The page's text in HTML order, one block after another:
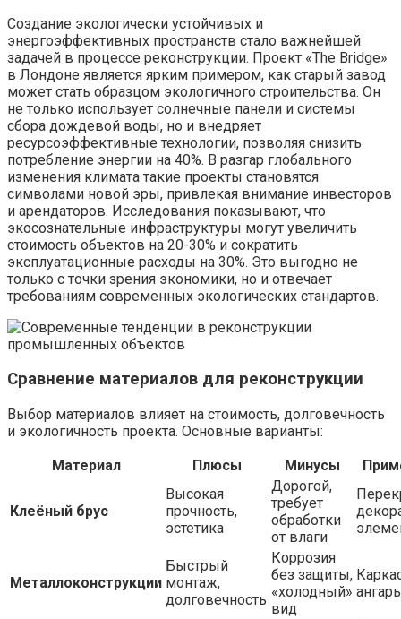
Создание экологически устойчивых и
энергоэффективных пространств стало важнейшей
задачей в процессе реконструкции. Проект «The Bridge»
в Лондоне является ярким примером, как старый завод
может стать образцом экологичного строительства. Он
не только использует солнечные панели и системы
сбора дождевой воды, но и внедряет
ресурсоэффективные технологии, позволяя снизить
потребление энергии на 40%. В разгар глобального
изменения климата такие проекты становятся
символами новой эры, привлекая внимание инвесторов
и арендаторов. Исследования показывают, что
экосознательные инфраструктуры могут увеличить
стоимость объектов на 20-30% и сократить
эксплуатационные расходы на 30%. Это выгодно не
только с точки зрения экономики, но и отвечает
требованиям современных экологических стандартов.
Сравнение материалов для реконструкции
Выбор материалов влияет на стоимость, долговечность
и экологичность проекта. Основные варианты:
Материал
Плюсы Минусы
Клеёный брус
Высокая
прочность,
эстетика
Дорогой,
требует
обработки
от влаги
Металлоконструкции
Быстрый
монтаж,
долговечность
Коррозия
без защиты,
«холодный»
вид